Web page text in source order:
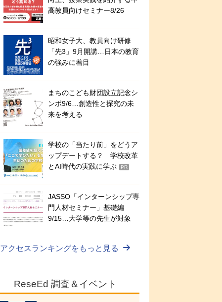
高教員向けセミナー8/26
昭和女子大、教員向け研修
「先3」9月開講…日本の教育
の強みに着目
まちのこども財団設立記念シ
ンポ9/6…創造性と探究の未
来を考える
学校の「当たり前」をどうア
ップデートする？ 学校改革
とAI時代の実践に学ぶ
PR
JASSO「インターンシップ専
門人材セミナー」基礎編
9/15…大学等の先生が対象
アクセスランキングをもっと見る
ReseEd 調査＆イベント